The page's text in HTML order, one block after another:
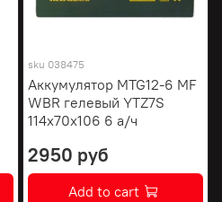
sku 038475
Аккумулятор MTG12-6 MF
WBR гелевый YTZ7S
114х70х106 6 а/ч
2950 руб
Add to cart